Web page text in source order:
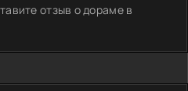
отзыв о дораме в